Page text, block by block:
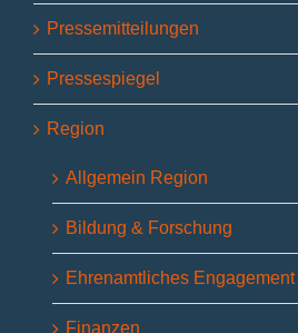
Pressemitteilungen
Pressespiegel
Region
Allgemein Region
Bildung & Forschung
Ehrenamtliches Engagement
Finanzen